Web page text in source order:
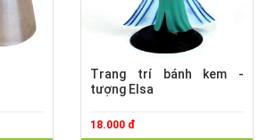
Trang trí bánh kem -
tượng Elsa
18.000 đ